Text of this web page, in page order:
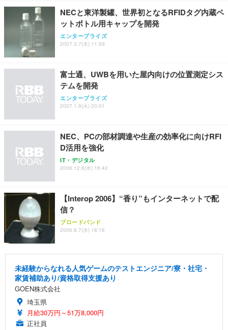
ョン PCチェア 通気性メッシュ ゲーミング/勉強/事
務用 おしゃれ パソコンチェア (ブラック)
Sezlife オフィスチェア デスクチェア 疲れない テレ
ワーク チェア 強化バックレスト 30度ロッキング機
能 人間工学 椅子 腰サポート 90度跳ね上げ式アーム
務用 おしゃれ パソコンチェア (ホワイト)
ANDWINT オフィスチェア デスクチェア 肘なし メ
ッシュ 通気性 ランバーサポート付き 腰サポート ガ
ス圧無段階昇降 360度回転 キャスター付き コンパク
【整備済み品】Dell E2724HS 27インチ 液晶モニタ
ー フルHD（1920×1080）VA 非光沢 HDMI/DisplayP
ort/VGA スピーカー内蔵 高さ調整 スイベル VESA対
【MiniLED/24.5inch/280Hz/FHD】GRAPHT THE S
HOOTER Gaming Monitor 24” Essential ゲーミン
グモニター QD 24.5インチ 1ms FHD 量子ドット 残
Smart Basic(スマートベーシック) 【Amazon.co.jp
限定】 Smart Basic アイリスオーヤマ ペットシーツ
超厚型 お徳用 ワイド 100枚入 (x 1) (ケース販売)
アイリスオーヤマ ペットシーツ 超厚型 お徳用 レギ
ュラー 200枚入【Amazon.co.jp限定】
NECと東洋製罐、世界初となるRFIDタグ内蔵ペ
ットボトル用キャップを開発
エンタープライズ
2007.3.7(水) 11:59
富士通、UWBを用いた屋内向けの位置測定シス
テムを開発
エンタープライズ
2007.1.9(火) 20:01
NEC、PCの部材調達や生産の効率化に向けRFI
D活用を強化
IT・デジタル
2006.12.6(水) 16:42
【Interop 2006】“香り”もインターネットで配
信？
ブロードバンド
2006.6.7(水) 18:16
未経験からなれる人気ゲームのテストエンジニア/寮・社宅・
家賃補助あり/資格取得支援あり
GOEN株式会社
埼玉県
月給30万円～51万8,000円
正社員